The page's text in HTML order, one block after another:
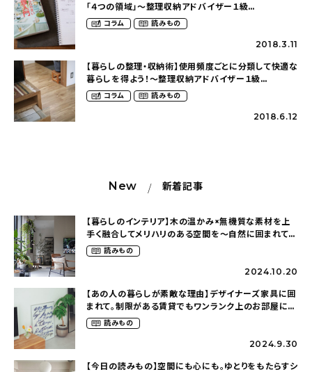
「４つの領域」〜整理収納アドバイザー１級
（sho.ko_ieさん）
コラム 読みもの
2018.3.11
【暮らしの整理・収納術】使用頻度ごとに分類して快適な
暮らしを得よう！〜整理収納アドバイザー１級
（sho.ko_ieさん）
コラム 読みもの
2018.6.12
New 新着記事
【暮らしのインテリア】木の温かみ×無機質な素材を上
手く融合してメリハリのある空間を〜自然に囲まれて暮
らす（ki_no_ieさん）
読みもの
2024.10.20
【あの人の暮らしが素敵な理由】デザイナーズ家具に囲
まれて。制限がある賃貸でもワンランク上のお部屋に〜
狭くても好きな暮らしのこと（_____chika708さん）
読みもの
2024.9.30
【今日の読みもの】空間にも心にも。ゆとりをもたらすシ